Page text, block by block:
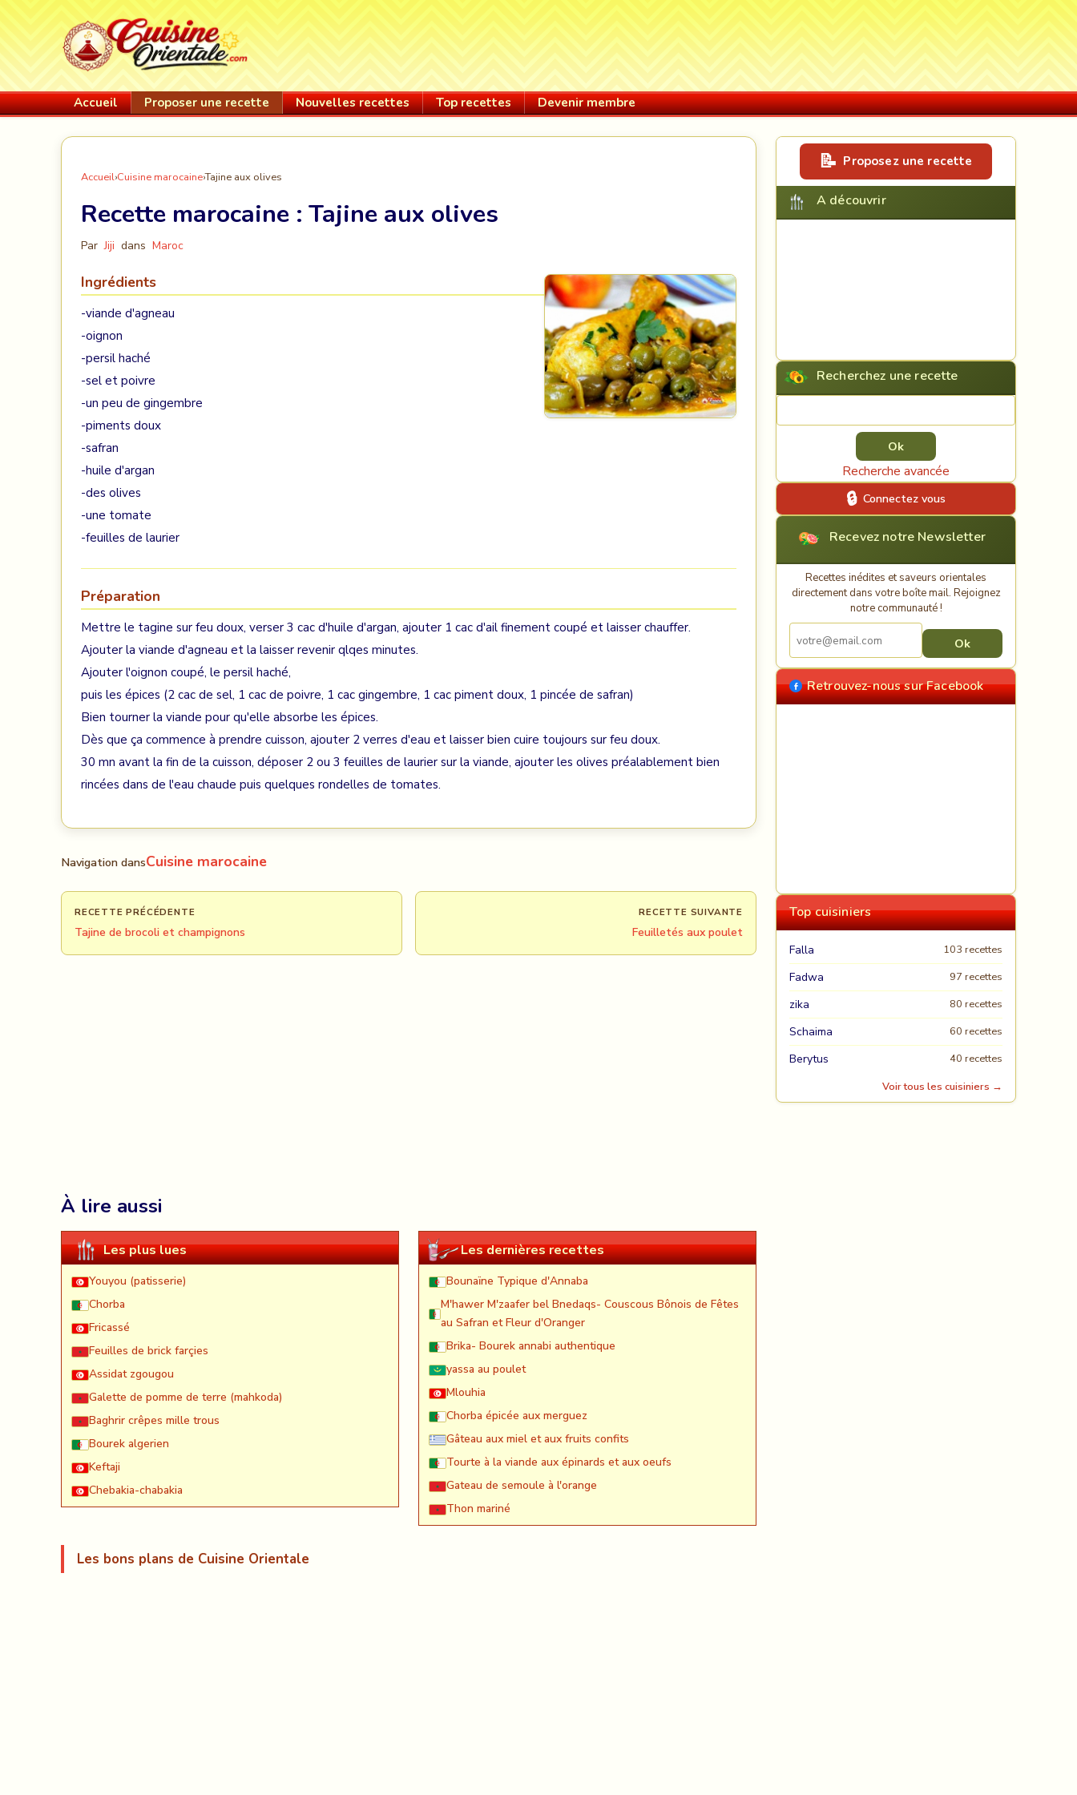
Accueil Proposer une recette Nouvelles recettes Top recettes Devenir membre
Accueil›Cuisine marocaine›Tajine aux olives
Recette marocaine : Tajine aux olives
Par Jiji dans Maroc
Ingrédients
-viande d'agneau
-oignon
-persil haché
-sel et poivre
-un peu de gingembre
-piments doux
-safran
-huile d'argan
-des olives
-une tomate
-feuilles de laurier
Préparation
Mettre le tagine sur feu doux, verser 3 cac d'huile d'argan, ajouter 1 cac d'ail finement coupé et laisser chauffer.
Ajouter la viande d'agneau et la laisser revenir qlqes minutes.
Ajouter l'oignon coupé, le persil haché,
puis les épices (2 cac de sel, 1 cac de poivre, 1 cac gingembre, 1 cac piment doux, 1 pincée de safran)
Bien tourner la viande pour qu'elle absorbe les épices.
Dès que ça commence à prendre cuisson, ajouter 2 verres d'eau et laisser bien cuire toujours sur feu doux.
30 mn avant la fin de la cuisson, déposer 2 ou 3 feuilles de laurier sur la viande, ajouter les olives préalablement bien
rincées dans de l'eau chaude puis quelques rondelles de tomates.
Navigation dansCuisine marocaine
RECETTE PRÉCÉDENTE
Tajine de brocoli et champignons
RECETTE SUIVANTE
Feuilletés aux poulet
À lire aussi
Les plus lues
Youyou (patisserie)
Chorba
Fricassé
Feuilles de brick farçies
Assidat zgougou
Galette de pomme de terre (mahkoda)
Baghrir crêpes mille trous
Bourek algerien
Keftaji
Chebakia-chabakia
Les dernières recettes
Bounaïne Typique d'Annaba
M'hawer M'zaafer bel Bnedaqs- Couscous Bônois de Fêtes
au Safran et Fleur d'Oranger
Brika- Bourek annabi authentique
yassa au poulet
Mlouhia
Chorba épicée aux merguez
Gâteau aux miel et aux fruits confits
Tourte à la viande aux épinards et aux oeufs
Gateau de semoule à l'orange
Thon mariné
Les bons plans de Cuisine Orientale
Proposez une recette
A découvrir
Recherchez une recette
Recherche avancée
Connectez vous
Recevez notre Newsletter
Recettes inédites et saveurs orientales
directement dans votre boîte mail. Rejoignez
notre communauté !
Retrouvez-nous sur Facebook
Top cuisiniers
Falla 103 recettes
Fadwa 97 recettes
zika 80 recettes
Schaima 60 recettes
Berytus
40 recettes
Voir tous les cuisiniers →